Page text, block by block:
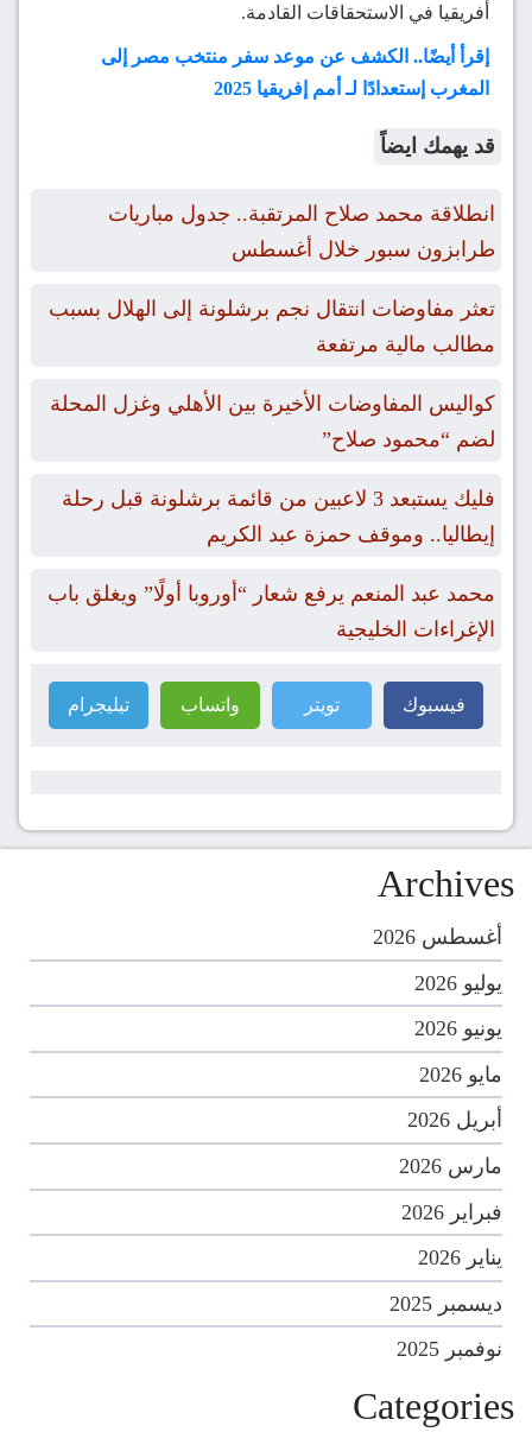
أفريقيا في الاستحقاقات القادمة.
إقرأ أيضًا.. الكشف عن موعد سفر منتخب مصر إلى
المغرب إستعدادًا لـ أمم إفريقيا 2025
قد يهمك ايضاً
انطلاقة محمد صلاح المرتقبة.. جدول مباريات
طرابزون سبور خلال أغسطس
تعثر مفاوضات انتقال نجم برشلونة إلى الهلال بسبب
مطالب مالية مرتفعة
كواليس المفاوضات الأخيرة بين الأهلي وغزل المحلة
لضم “محمود صلاح”
فليك يستبعد 3 لاعبين من قائمة برشلونة قبل رحلة
إيطاليا.. وموقف حمزة عبد الكريم
محمد عبد المنعم يرفع شعار “أوروبا أولًا” ويغلق باب
الإغراءات الخليجية
فيسبوك تويتر واتساب تيليجرام
Archives
أغسطس 2026
يوليو 2026
يونيو 2026
مايو 2026
أبريل 2026
مارس 2026
فبراير 2026
يناير 2026
ديسمبر 2025
نوفمبر 2025
Categories